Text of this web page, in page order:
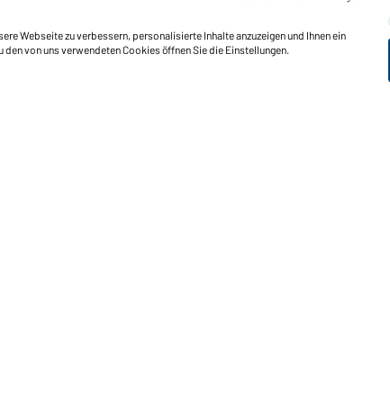
Webseite zu verbessern, personalisierte Inhalte anzuzeigen und Ihnen ein
von uns verwendeten Cookies öffnen Sie die Einstellungen.